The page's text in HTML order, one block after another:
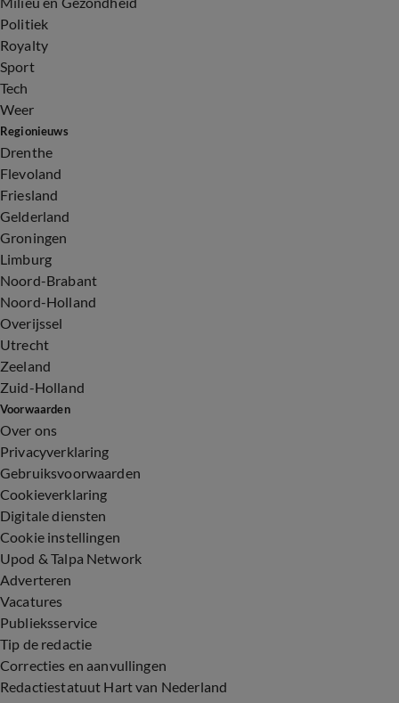
Politiek
Royalty
Sport
Tech
Weer
Regionieuws
Drenthe
Flevoland
Friesland
Gelderland
Groningen
Limburg
Noord-Brabant
Noord-Holland
Overijssel
Utrecht
Zeeland
Zuid-Holland
Voorwaarden
Over ons
Privacyverklaring
Gebruiksvoorwaarden
Cookieverklaring
Digitale diensten
Cookie instellingen
Upod & Talpa Network
Adverteren
Vacatures
Publieksservice
Tip de redactie
Correcties en aanvullingen
Redactiestatuut Hart van Nederland